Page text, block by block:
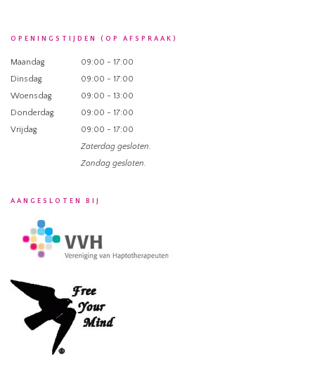
OPENINGSTIJDEN (OP AFSPRAAK)
Maandag
09:00 - 17:00
Dinsdag
09:00 - 17:00
Woensdag
09:00 - 13:00
Donderdag
09:00 - 17:00
Vrijdag
09:00 - 17:00
Zaterdag gesloten.
Zondag gesloten.
AANGESLOTEN BIJ